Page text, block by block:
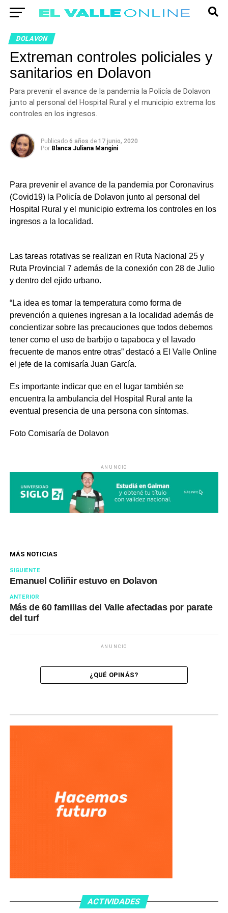
DOLAVON
Extreman controles policiales y
sanitarios en Dolavon
Para prevenir el avance de la pandemia la Policía de Dolavon
junto al personal del Hospital Rural y el municipio extrema los
controles en los ingresos.
Publicado 6 años de 17 junio, 2020
Por Blanca Juliana Mangini
Para prevenir el avance de la pandemia por Coronavirus
(Covid19) la Policía de Dolavon junto al personal del
Hospital Rural y el municipio extrema los controles en los
ingresos a la localidad.
Las tareas rotativas se realizan en Ruta Nacional 25 y
Ruta Provincial 7 además de la conexión con 28 de Julio
y dentro del ejido urbano.
“La idea es tomar la temperatura como forma de
prevención a quienes ingresan a la localidad además de
concientizar sobre las precauciones que todos debemos
tener como el uso de barbijo o tapaboca y el lavado
frecuente de manos entre otras” destacó a El Valle Online
el jefe de la comisaría Juan García.
Es importante indicar que en el lugar también se
encuentra la ambulancia del Hospital Rural ante la
eventual presencia de una persona con síntomas.
Foto Comisaría de Dolavon
ANUNCIO
MÁS NOTICIAS
SIGUIENTE
Emanuel Coliñir estuvo en Dolavon
ANTERIOR
Más de 60 familias del Valle afectadas por parate
del turf
ANUNCIO
¿QUÉ OPINÁS?
ACTIVIDADES